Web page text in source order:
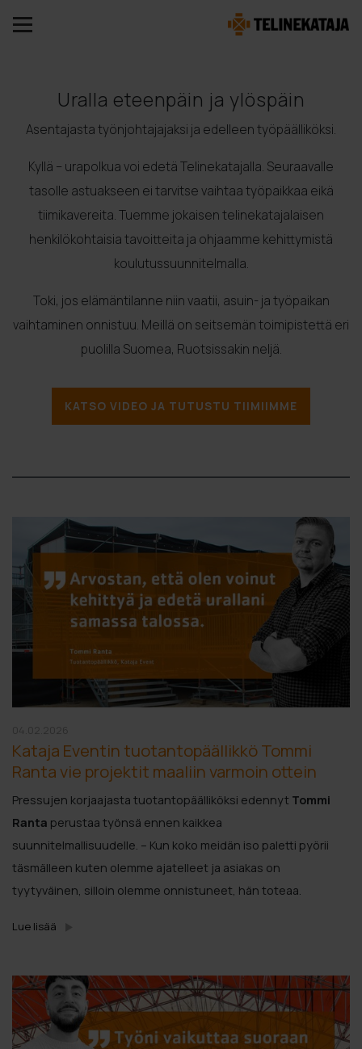
Uralla eteenpäin ja ylöspäin
Asentajasta työnjohtajajaksi ja edelleen työpäälliköksi.
Kyllä – urapolkua voi edetä Telinekatajalla. Seuraavalle
tasolle astuakseen ei tarvitse vaihtaa työpaikkaa eikä
tiimikavereita. Tuemme jokaisen telinekatajalaisen
henkilökohtaisia tavoitteita ja ohjaamme kehittymistä
koulutussuunnitelmalla.
Toki, jos elämäntilanne niin vaatii, asuin- ja työpaikan
vaihtaminen onnistuu. Meillä on seitsemän toimipistettä eri
puolilla Suomea, Ruotsissakin neljä.
KATSO VIDEO JA TUTUSTU TIIMIIMME
Kataja Eventin tuotantopäällikkö Tommi
Ranta vie projektit maaliin varmoin ottein
Pressujen korjaajasta tuotantopäälliköksi edennyt Tommi
Ranta perustaa työnsä ennen kaikkea
suunnitelmallisuudelle. – Kun koko meidän iso paletti pyörii
täsmälleen kuten olemme ajatelleet ja asiakas on
tyytyväinen, silloin olemme onnistuneet, hän toteaa.
Lue lisää